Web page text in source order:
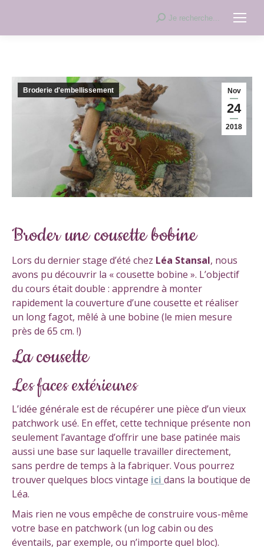
Recherche
:
Je recherche...
Nov
24
2018
Broderie d'embellissement
Broder une cousette bobine
Lors du dernier stage d’été chez Léa Stansal, nous
avons pu découvrir la « cousette bobine ». L’objectif
du cours était double : apprendre à monter
rapidement la couverture d’une cousette et réaliser
un long fagot, mêlé à une bobine (le mien mesure
près de 65 cm. !)
La cousette
Les faces extérieures
L’idée générale est de récupérer une pièce d’un vieux
patchwork usé. En effet, cette technique présente non
seulement l’avantage d’offrir une base patinée mais
aussi une base sur laquelle travailler directement,
sans perdre de temps à la fabriquer. Vous pourrez
trouver quelques blocs vintage ici dans la boutique de
Léa.
Mais rien ne vous empêche de construire vous-même
votre base en patchwork (un log cabin ou des
éventails, par exemple, ou n’importe quel bloc).